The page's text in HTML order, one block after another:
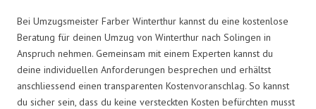
Bei Umzugsmeister Farber Winterthur kannst du eine kostenlose
Beratung für deinen Umzug von Winterthur nach Solingen in
Anspruch nehmen. Gemeinsam mit einem Experten kannst du
deine individuellen Anforderungen besprechen und erhältst
anschliessend einen transparenten Kostenvoranschlag. So kannst
du sicher sein, dass du keine versteckten Kosten befürchten musst